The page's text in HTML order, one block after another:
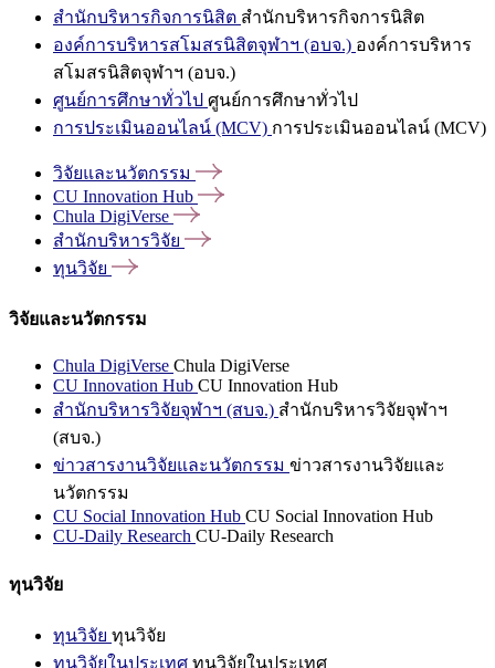
สำนักบริหารกิจการนิสิต สำนักบริหารกิจการนิสิต
องค์การบริหารสโมสรนิสิตจุฬาฯ (อบจ.) องค์การบริหาร
สโมสรนิสิตจุฬาฯ (อบจ.)
ศูนย์การศึกษาทั่วไป ศูนย์การศึกษาทั่วไป
การประเมินออนไลน์ (MCV) การประเมินออนไลน์ (MCV)
วิจัยและนวัตกรรม
CU Innovation Hub
Chula DigiVerse
สำนักบริหารวิจัย
ทุนวิจัย
วิจัยและนวัตกรรม
Chula DigiVerse Chula DigiVerse
CU Innovation Hub CU Innovation Hub
สำนักบริหารวิจัยจุฬาฯ (สบจ.) สำนักบริหารวิจัยจุฬาฯ
(สบจ.)
ข่าวสารงานวิจัยและนวัตกรรม ข่าวสารงานวิจัยและ
นวัตกรรม
CU Social Innovation Hub CU Social Innovation Hub
CU-Daily Research CU-Daily Research
ทุนวิจัย
ทุนวิจัย ทุนวิจัย
ทุนวิจัยในประเทศ ทุนวิจัยในประเทศ